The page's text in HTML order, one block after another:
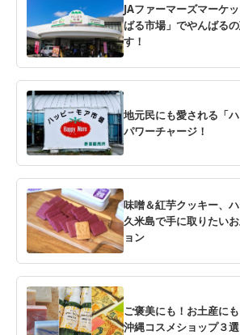
JAファーマーズマーケ
ばる市場」でやんばる
す！
地元民にも愛される「
パワーチャージ！
味噌＆紅芋クッキー、
久米島で手に取りたい
ョン
ご褒美にも！お土産に
沖縄コスメショップ３